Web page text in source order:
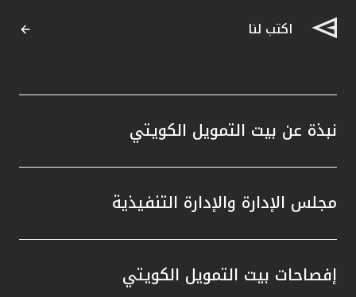
اكتب لنا
نبذة عن بيت التمويل الكويتي
مجلس الإدارة والإدارة التنفيذية
إفصاحات بيت التمويل الكويتي